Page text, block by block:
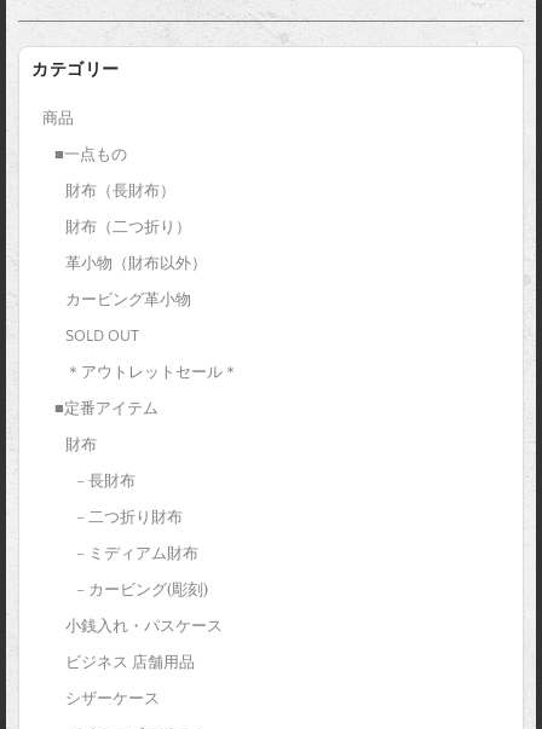
カテゴリー
商品
■一点もの
財布（長財布）
財布（二つ折り）
革小物（財布以外）
カービング革小物
SOLD OUT
＊アウトレットセール＊
■定番アイテム
財布
– 長財布
– 二つ折り財布
– ミディアム財布
– カービング(彫刻)
小銭入れ・パスケース
ビジネス 店舗用品
シザーケース